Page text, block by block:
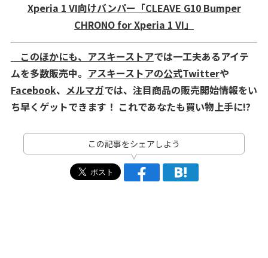
Xperia 1 VI向けバンパー「CLEAVE G10 Bumper
CHRONO for Xperia 1 VI」
このほかにも、 アスキーストアでは一工夫あるアイテ
ムを多数販売中。 アスキーストアの公式Twitterや
Facebook、 メルマガでは、注目商品の販売開始情報をい
ち早くゲットできます！ これであなたも買い物上手に!?
この記事をシェアしよう